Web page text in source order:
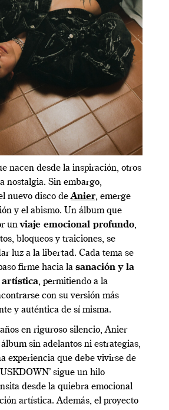
nacen desde la inspiración, otros
nostalgia. Sin embargo,
el nuevo disco deAnier, emerge
y el abismo. Un álbum que
unviaje emocional profundo,
bloqueos y traiciones, se
luz a la libertad. Cada tema se
firme hacia la sanación y la
artística, permitiendo a la
con su versión más
y auténtica de sí misma.
en riguroso silencio, Anier
sin adelantos ni estrategias,
experiencia que debe vivirse de
sigue un hilo
desde la quiebra emocional
artística. Además, el proyecto